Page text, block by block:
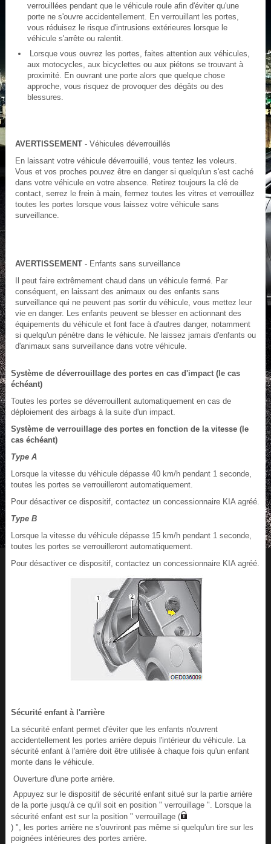
verrouillées pendant que le véhicule roule afin d'éviter qu'une
porte ne s'ouvre accidentellement. En verrouillant les portes,
vous réduisez le risque d'intrusions extérieures lorsque le
véhicule s'arrête ou ralentit.
Lorsque vous ouvrez les portes, faites attention aux véhicules,
aux motocycles, aux bicyclettes ou aux piétons se trouvant à
proximité. En ouvrant une porte alors que quelque chose
approche, vous risquez de provoquer des dégâts ou des
blessures.
AVERTISSEMENT- Véhicules déverrouillés
En laissant votre véhicule déverrouillé, vous tentez les voleurs.
Vous et vos proches pouvez être en danger si quelqu'un s'est caché
dans votre véhicule en votre absence. Retirez toujours la clé de
contact, serrez le frein à main, fermez toutes les vitres et verrouillez
toutes les portes lorsque vous laissez votre véhicule sans
surveillance.
AVERTISSEMENT- Enfants sans surveillance
Il peut faire extrêmement chaud dans un véhicule fermé. Par
conséquent, en laissant des animaux ou des enfants sans
surveillance qui ne peuvent pas sortir du véhicule, vous mettez leur
vie en danger. Les enfants peuvent se blesser en actionnant des
équipements du véhicule et font face à d'autres danger, notamment
si quelqu'un pénètre dans le véhicule. Ne laissez jamais d'enfants ou
d'animaux sans surveillance dans votre véhicule.
Système de déverrouillage des portes en cas d'impact (le cas
échéant)
Toutes les portes se déverrouillent automatiquement en cas de
déploiement des airbags à la suite d'un impact.
Système de verrouillage des portes en fonction de la vitesse (le
cas échéant)
Type A
Lorsque la vitesse du véhicule dépasse 40 km/h pendant 1 seconde,
toutes les portes se verrouilleront automatiquement.
Pour désactiver ce dispositif, contactez un concessionnaire KIA agréé.
Type B
Lorsque la vitesse du véhicule dépasse 15 km/h pendant 1 seconde,
toutes les portes se verrouilleront automatiquement.
Pour désactiver ce dispositif, contactez un concessionnaire KIA agréé.
Sécurité enfant à l'arrière
La sécurité enfant permet d'éviter que les enfants n'ouvrent
accidentellement les portes arrière depuis l'intérieur du véhicule. La
sécurité enfant à l'arrière doit être utilisée à chaque fois qu'un enfant
monte dans le véhicule.
Ouverture d'une porte arrière.
Appuyez sur le dispositif de sécurité enfant situé sur la partie arrière
de la porte jusqu'à ce qu'il soit en position " verrouillage ". Lorsque la
sécurité enfant est sur la position " verrouillage (
) ", les portes arrière ne s'ouvriront pas même si quelqu'un tire sur les
poignées intérieures des portes arrière.